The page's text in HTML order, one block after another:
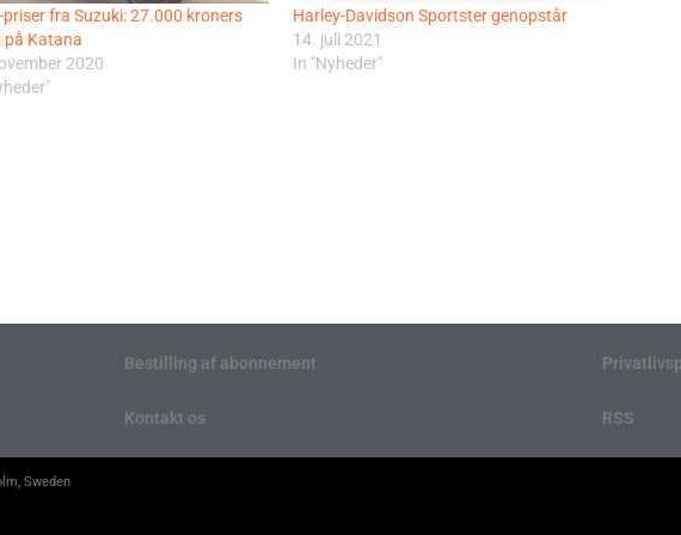
fra Suzuki: 27.000 kroners
på Katana
2020
Harley-Davidson Sportster genopstår
14. juli 2021
In "Nyheder"
Bestilling af abonnement
Kontakt os RSS
Sweden